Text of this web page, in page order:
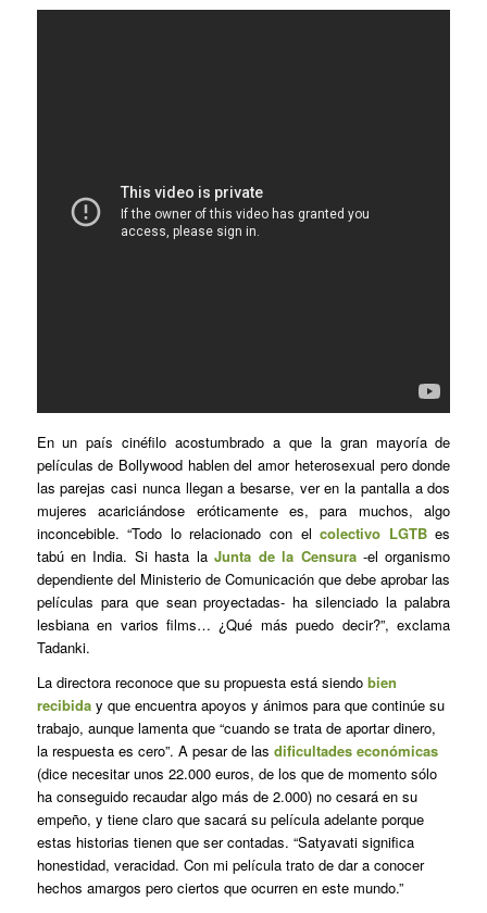
En un país cinéfilo acostumbrado a que la gran mayoría de
películas de Bollywood hablen del amor heterosexual pero donde
las parejas casi nunca llegan a besarse, ver en la pantalla a dos
mujeres acariciándose eróticamente es, para muchos, algo
inconcebible. “Todo lo relacionado con elcolectivo LGTBes
tabú en India. Si hasta laJunta de la Censura -el organismo
dependiente del Ministerio de Comunicación que debe aprobar las
películas para que sean proyectadas- ha silenciado la palabra
lesbiana en varios films… ¿Qué más puedo decir?”, exclama
Tadanki.
La directora reconoce que su propuesta está siendo bien
recibiday que encuentra apoyos y ánimos para que continúe su
trabajo, aunque lamenta que “cuando se trata de aportar dinero,
la respuesta es cero”. A pesar de las dificultades económicas
(dice necesitar unos 22.000 euros, de los que de momento sólo
ha conseguido recaudar algo más de 2.000) no cesará en su
empeño, y tiene claro que sacará su película adelante porque
estas historias tienen que ser contadas. “Satyavati significa
honestidad, veracidad. Con mi película trato de dar a conocer
hechos amargos pero ciertos que ocurren en este mundo.”